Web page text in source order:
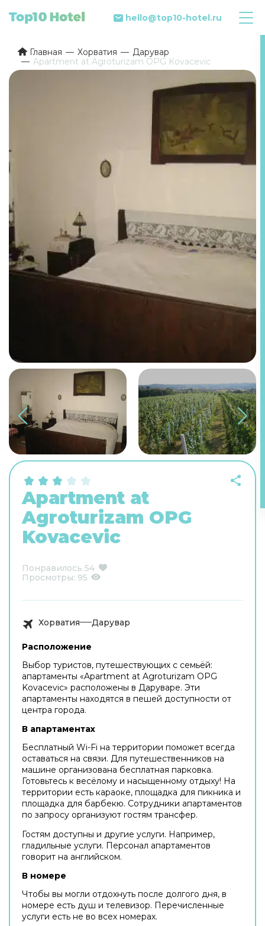
hello@top10-hotel.ru
Главная Хорватия
Дарувар
Apartment at Agroturizam OPG Kovacevic
Apartment at
Agroturizam OPG
Kovacevic
Понравилось 54
Просмотры: 95
Хорватия Дарувар
Расположение
Выбор туристов, путешествующих с семьёй:
апартаменты «Apartment at Agroturizam OPG
Kovacevic» расположены в Даруваре. Эти
апартаменты находятся в пешей доступности от
центра города.
В апартаментах
Бесплатный Wi-Fi на территории поможет всегда
оставаться на связи. Для путешественников на
машине организована бесплатная парковка.
Готовьтесь к весёлому и насыщенному отдыху! На
территории есть караоке, площадка для пикника и
площадка для барбекю. Сотрудники апартаментов
по запросу организуют гостям трансфер.
Гостям доступны и другие услуги. Например,
гладильные услуги. Персонал апартаментов
говорит на английском.
В номере
Чтобы вы могли отдохнуть после долгого дня, в
номере есть душ и телевизор. Перечисленные
услуги есть не во всех номерах.